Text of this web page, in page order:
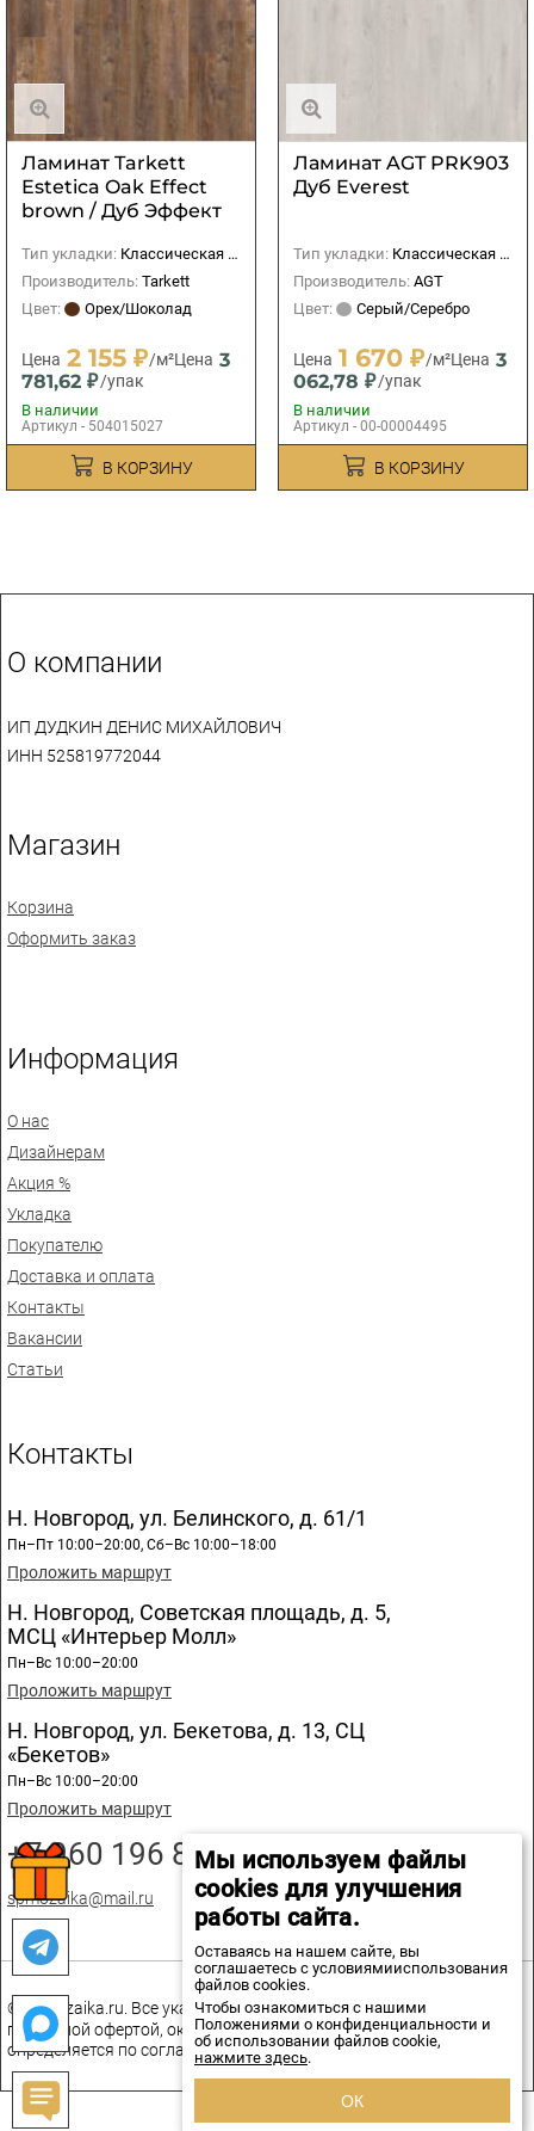
Ламинат Tarkett
Estetica Oak Effect
brown / Дуб Эффект
Тип укладки: Классическая (прямая)
Производитель: Tarkett
Цвет:
Орех/Шоколад
Цена 2 155 ₽/м²Цена 3
781,62 ₽/упак
В наличии
Артикул - 504015027
В КОРЗИНУ
Ламинат AGT PRK903
Дуб Everest
Тип укладки: Классическая (прямая)
Производитель: AGT
Цвет:
Серый/Серебро
Цена 1 670 ₽/м²Цена 3
062,78 ₽/упак
В наличии
Артикул - 00-00004495
В КОРЗИНУ
О компании
ИП ДУДКИН ДЕНИС МИХАЙЛОВИЧ
ИНН 525819772044
Магазин
Корзина
Оформить заказ
Информация
О нас
Дизайнерам
Акция %
Укладка
Покупателю
Доставка и оплата
Контакты
Вакансии
Статьи
Контакты
Н. Новгород, ул. Белинского, д. 61/1
Пн–Пт 10:00–20:00, Сб–Вс 10:00–18:00
Проложить маршрут
Н. Новгород, Советская площадь, д. 5,
МСЦ «Интерьер Молл»
Пн–Вс 10:00–20:00
Проложить маршрут
Н. Новгород, ул. Бекетова, д. 13, СЦ
«Бекетов»
Пн–Вс 10:00–20:00
Проложить маршрут
+7 960 196 89 20
spmozaika@mail.ru
© spmozaika.ru. Все указанные на сайте цены не являются
публичной офертой, окончательная стоимость товаров
определяется по соглашению сторон.
Мы используем файлы
cookies для улучшения
работы сайта.
Оставаясь на нашем сайте, вы
соглашаетесь с условиямииспользования
файлов cookies.
Чтобы ознакомиться с нашими
Положениями о конфиденциальности и
об использовании файлов cookie,
нажмите здесь.
ОК